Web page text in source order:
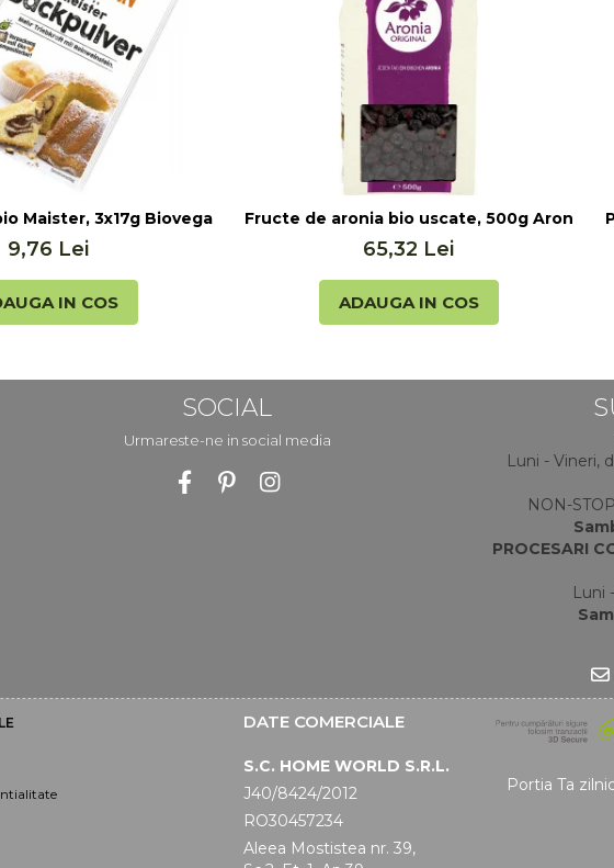
(20ml)
Maister, 3x17g Biovegan
9,76 Lei
IN COS
Fructe de aronia bio uscate, 500g Aronia
65,32 Lei
ADAUGA IN COS
SOCIAL
Urmareste-ne in social media
Luni - Vineri,
NON-
PROCESARI
Luni
DATE COMERCIALE
S.C. HOME WORLD S.R.L.
J40/8424/2012
RO30457234
Aleea Mostistea nr. 39,
Portia Ta